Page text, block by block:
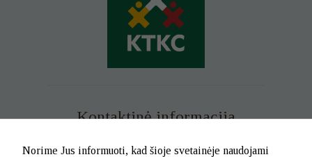
Kontaktinė informacija
Mob. tel. +370 699 73 229
Norime Jus informuoti, kad šioje svetainėje naudojami